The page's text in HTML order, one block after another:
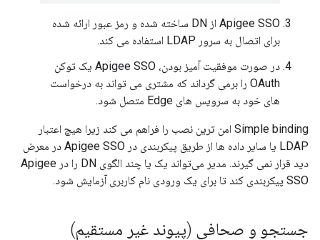
Apigee SSO از DN ساخته شده و رمز عبور ارائه شده
برای اتصال به سرور LDAP استفاده می کند.
در صورت موفقیت آمیز بودن، Apigee SSO یک توکن
OAuth را برمی گرداند که مشتری می تواند به درخواست
های خود به سرویس های Edge متصل شود.
Simple binding امن ترین نصب را فراهم می کند زیرا هیچ اعتبار
LDAP یا سایر داده ها از طریق پیکربندی در Apigee SSO در معرض
دید قرار نمی گیرند. مدیر می‌تواند یک یا چند الگوی DN را در Apigee
SSO پیکربندی کند تا برای یک ورودی نام کاربری آزمایش شود.
جستجو و صحافی (پیوند غیر مستقیم)